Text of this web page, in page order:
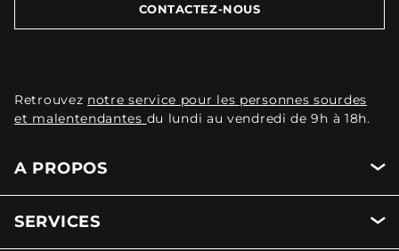
CONTACTEZ-NOUS
Retrouvez notre service pour les personnes sourdes
et malentendantes du lundi au vendredi de 9h à 18h.
A PROPOS
SERVICES